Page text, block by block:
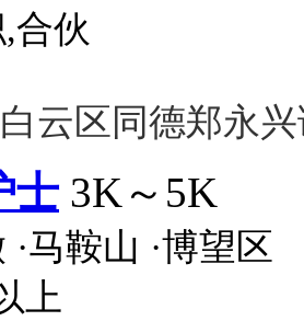
合伙
云区同德郑永
士 3K～5K
·马鞍山 ·博望区
上